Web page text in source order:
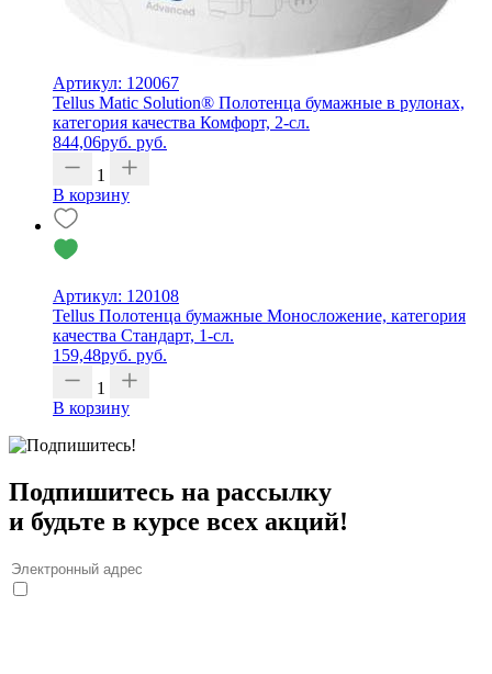
Артикул: 120067
Tellus Matic Solution® Полотенца бумажные в рулонах,
категория качества Комфорт, 2-сл.
844,06руб. руб.
1
В корзину
Артикул: 120108
Tellus Полотенца бумажные Моносложение, категория
качества Стандарт, 1-сл.
159,48руб. руб.
1
В корзину
Подпишитесь на рассылку
и будьте в курсе всех акций!